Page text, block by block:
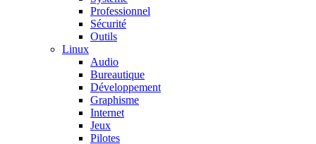
Professionnel
Sécurité
Outils
Linux
Audio
Bureautique
Développement
Graphisme
Internet
Jeux
Pilotes